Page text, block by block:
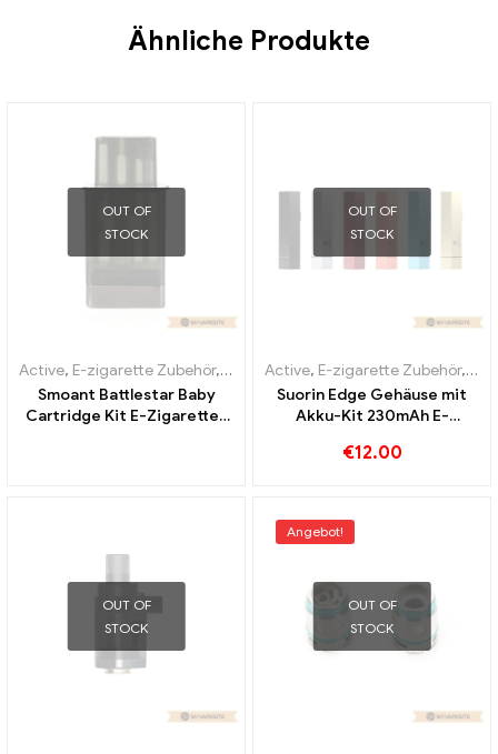
Ähnliche Produkte
OUT OF
STOCK
Active, E-zigarette Zubehör, Verdampfer
Smoant Battlestar Baby
Cartridge Kit E-Zigaretten
OUT OF
STOCK
Active, E-zigarette Zubehör,
Suorin Edge Gehäuse mit
Akku-Kit 230mAh E-
Custom
€12.00
OUT OF
STOCK
Angebot!
OUT OF
STOCK